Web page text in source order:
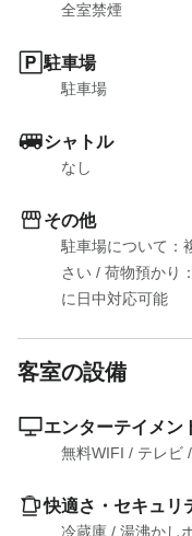
全室禁煙
駐車場
駐車場
シャトル
なし
その他
駐車場について：
さい / 荷物預かり
に日中対応可能
客室の設備
エンターテイメン
無料WIFI / テレビ /
快適さ・セキュリ
冷蔵庫 / 湯沸かし